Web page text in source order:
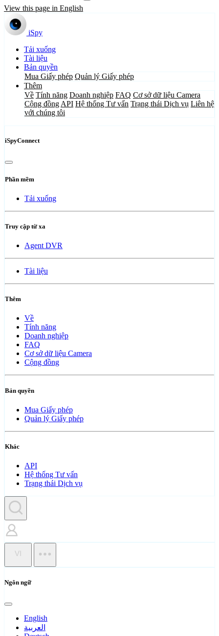
View this page in English
iSpy
Tải xuống
Tài liệu
Bản quyền
Mua Giấy phép Quản lý Giấy phép
Thêm
Về Tính năng Doanh nghiệp FAQ Cơ sở dữ liệu Camera
Cộng đồng API Hệ thống Tư vấn Trạng thái Dịch vụ Liên hệ
với chúng tôi
iSpyConnect
Phần mềm
Tải xuống
Truy cập từ xa
Agent DVR
Tài liệu
Thêm
Về
Tính năng
Doanh nghiệp
FAQ
Cơ sở dữ liệu Camera
Cộng đồng
Bản quyền
Mua Giấy phép
Quản lý Giấy phép
Khác
API
Hệ thống Tư vấn
Trạng thái Dịch vụ
VI
Ngôn ngữ
English
العربية